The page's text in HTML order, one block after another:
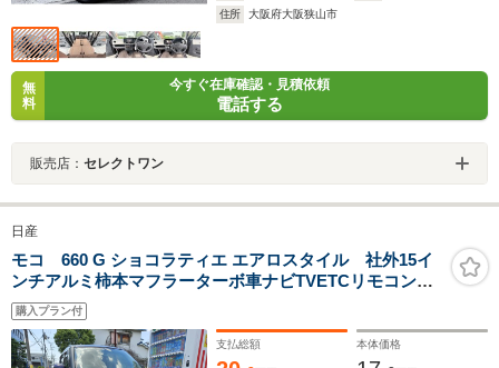
住所
大阪府大阪狭山市
無
料
今すぐ在庫確認・見積依頼
電話する
販売店： セレクトワン
日産
モコ 660 G ショコラティエ エアロスタイル 社外15イ
ンチアルミ柿本マフラーターボ車ナビTVETCリモコンキ
ー
購入プラン付
支払総額 本体価格